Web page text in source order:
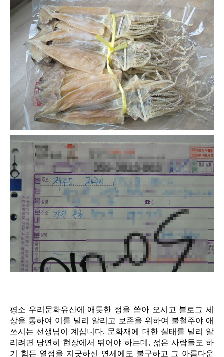
평소 우리문화유산에 애틋한 정을 쏟아 오시고 블로그 세
상을 통하여 이를 널리 알리고 보존을 위하여 불철주야 애
쓰시는 선생님이 계십니다. 문화재에 대한 실태를 널리 알
리려면 당연히 현장에서 뛰어야 하는데, 젊은 사람들도 하
기 힘든 열정을 지긋하신 연세에도 불구하고 그 아름다운